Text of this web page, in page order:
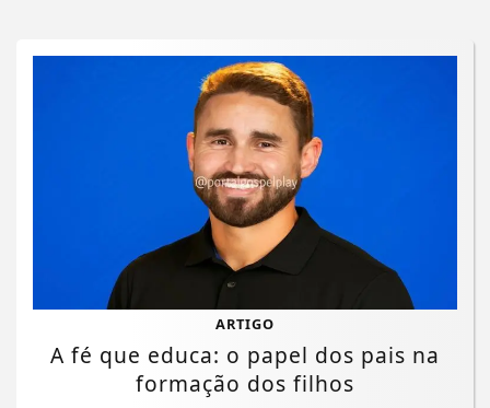
ARTIGO
A fé que educa: o papel dos pais na
formação dos filhos